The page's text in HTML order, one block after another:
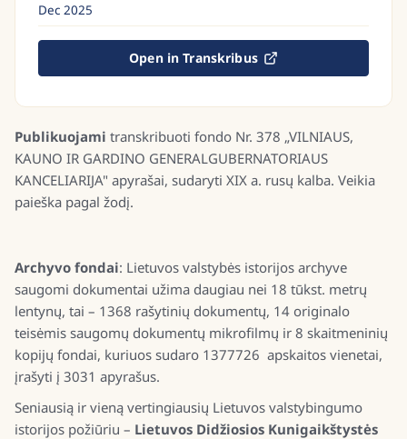
Publikuojami transkribuoti fondo Nr. 378 „VILNIAUS,
KAUNO IR GARDINO GENERALGUBERNATORIAUS
KANCELIARIJA" apyrašai, sudaryti XIX a. rusų kalba. Veikia
paieška pagal žodį.
Archyvo fondai: Lietuvos valstybės istorijos archyve
saugomi dokumentai užima daugiau nei 18 tūkst. metrų
lentynų, tai – 1368 rašytinių dokumentų, 14 originalo
teisėmis saugomų dokumentų mikrofilmų ir 8 skaitmeninių
kopijų fondai, kuriuos sudaro 1377726 apskaitos vienetai,
įrašyti į 3031 apyrašus.
Seniausią ir vieną vertingiausių Lietuvos valstybingumo
istorijos požiūriu – Lietuvos Didžiosios Kunigaikštystės
Dec 2025
Open in Transkribus